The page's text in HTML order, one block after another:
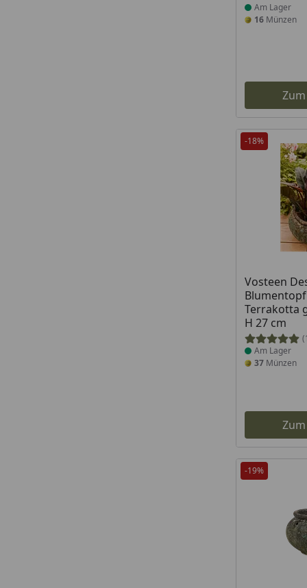
Am Lager
16 Münzen
-18%
Vosteen
Terrakotta
H 27 cm
Produkt am
Am Lager
37 Münzen
-19%